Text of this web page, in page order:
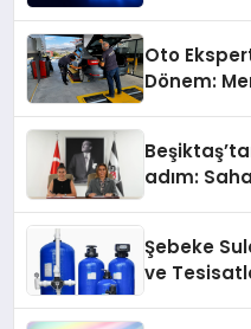
Oto
Dönem:
adım:
Şebeke
ve